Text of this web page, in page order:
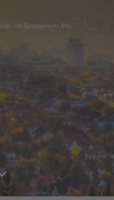
und Kongressmarkt Jena.